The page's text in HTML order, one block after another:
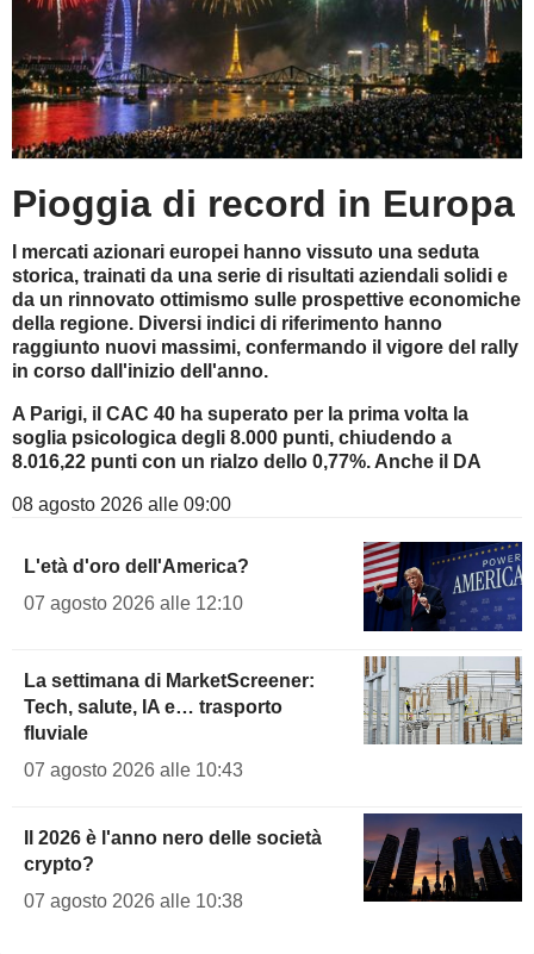
Pioggia di record in Europa
I mercati azionari europei hanno vissuto una seduta
storica, trainati da una serie di risultati aziendali solidi e
da un rinnovato ottimismo sulle prospettive economiche
della regione. Diversi indici di riferimento hanno
raggiunto nuovi massimi, confermando il vigore del rally
in corso dall'inizio dell'anno.
A Parigi, il CAC 40 ha superato per la prima volta la
soglia psicologica degli 8.000 punti, chiudendo a
8.016,22 punti con un rialzo dello 0,77%. Anche il DA
08 agosto 2026 alle 09:00
L'età d'oro dell'America?
07 agosto 2026 alle 12:10
La settimana di MarketScreener:
Tech, salute, IA e… trasporto
fluviale
07 agosto 2026 alle 10:43
Il 2026 è l'anno nero delle società
crypto?
07 agosto 2026 alle 10:38